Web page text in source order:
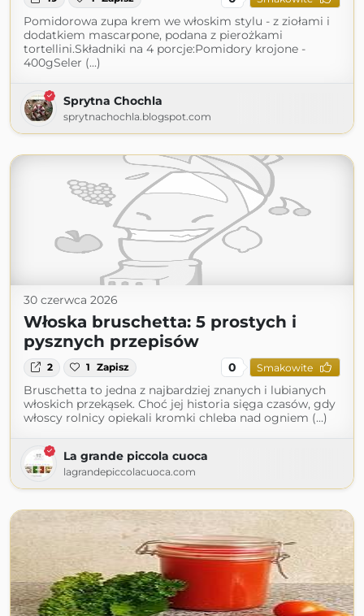
Pomidorowa zupa krem we włoskim stylu - z ziołami i
dodatkiem mascarpone, podana z pierożkami
tortellini.Składniki na 4 porcje:Pomidory krojone -
400gSeler (...)
Sprytna Chochla
sprytnachochla.blogspot.com
30 czerwca 2026
Włoska bruschetta: 5 prostych i
pysznych przepisów
2 1 Zapisz 0 Smakowite
Bruschetta to jedna z najbardziej znanych i lubianych
włoskich przekąsek. Choć jej historia sięga czasów, gdy
włoscy rolnicy opiekali kromki chleba nad ogniem (...)
La grande piccola cuoca
lagrandepiccolacuoca.com